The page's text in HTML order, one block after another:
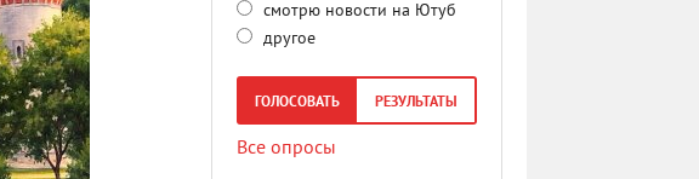
смотрю новости на Ютуб
другое
ГОЛОСОВАТЬ РЕЗУЛЬТАТЫ
Все опросы